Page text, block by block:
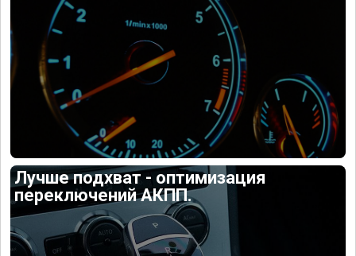
Лучше подхват - оптимизация
переключений АКПП.